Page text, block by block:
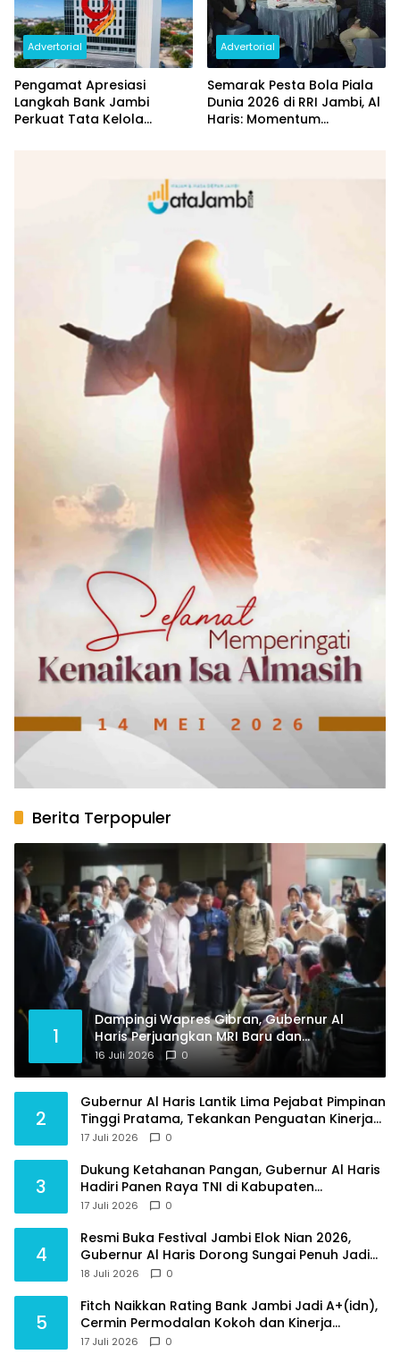
Advertorial
Pengamat Apresiasi
Langkah Bank Jambi
Perkuat Tata Kelola
Advertorial
Semarak Pesta Bola Piala
Dunia 2026 di RRI Jambi, Al
Haris: Momentum
Berita Terpopuler
1
Dampingi Wapres Gibran, Gubernur Al
Haris Perjuangkan MRI Baru dan
Tambahan Dokter Spesialis untuk RSUD
Raden Mattaher
16 Juli 2026 0
2
Gubernur Al Haris Lantik Lima Pejabat Pimpinan
Tinggi Pratama, Tekankan Penguatan Kinerja
dan Integritas
17 Juli 2026 0
3
Dukung Ketahanan Pangan, Gubernur Al Haris
Hadiri Panen Raya TNI di Kabupaten
Tanjungjabung Timur
17 Juli 2026 0
4
Resmi Buka Festival Jambi Elok Nian 2026,
Gubernur Al Haris Dorong Sungai Penuh Jadi
Destinasi Wisata Budaya Unggulan
18 Juli 2026 0
5
Fitch Naikkan Rating Bank Jambi Jadi A+(idn),
Cermin Permodalan Kokoh dan Kinerja
Keuangan Sehat
17 Juli 2026 0